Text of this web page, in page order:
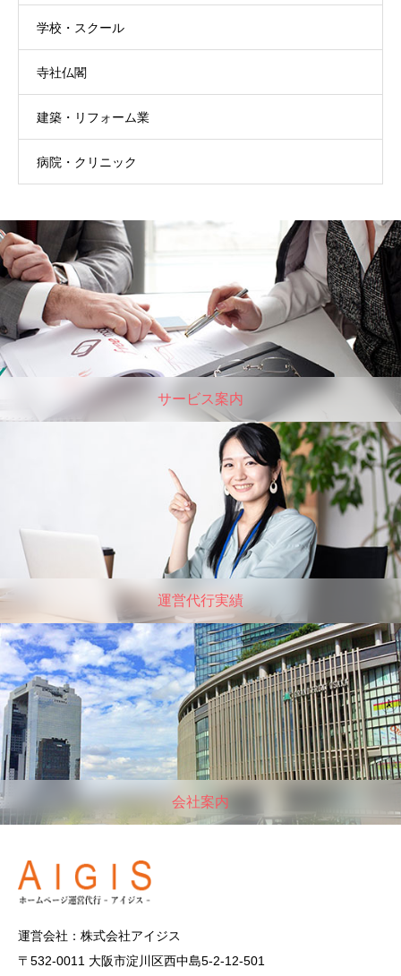
学校・スクール
寺社仏閣
建築・リフォーム業
病院・クリニック
サービス案内
運営代行実績
会社案内
運営会社：株式会社アイジス
〒532-0011 大阪市淀川区西中島5-2-12-501